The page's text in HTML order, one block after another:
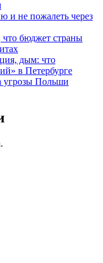
и не пожалеть через
бюджет страны
дым: что
в Петербурге
угрозы Польши